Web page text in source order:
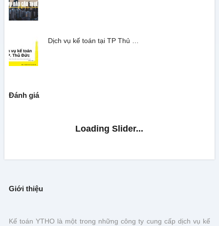
Dịch vụ kế toán tại TP Thủ …
Đánh giá
Giới thiệu
Kế toán YTHO là một trong những công ty cung cấp dịch vụ kế